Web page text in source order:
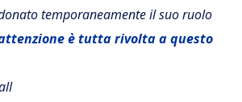
temporaneamente il suo ruolo
è tutta rivolta a questo